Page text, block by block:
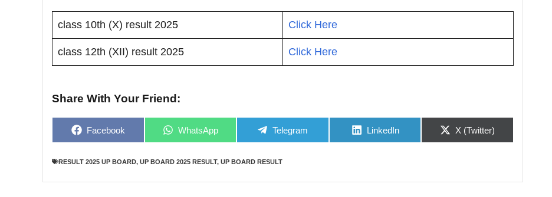
class 10th (X) result 2025 Click Here
class 12th (XII) result 2025 Click Here
Share With Your Friend:
Share
Facebook
Share
WhatsApp
Share
Telegram
Share
LinkedIn
Share
X (Twitter)
RESULT 2025 UP BOARD, UP BOARD 2025 RESULT, UP BOARD RESULT